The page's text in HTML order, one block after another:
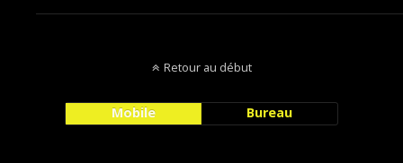
Retour au début
Mobile Bureau